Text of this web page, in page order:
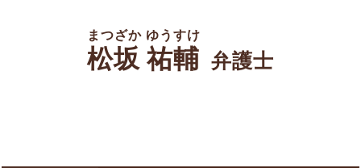
松坂 祐輔
まつざか ゆうすけ
弁護士